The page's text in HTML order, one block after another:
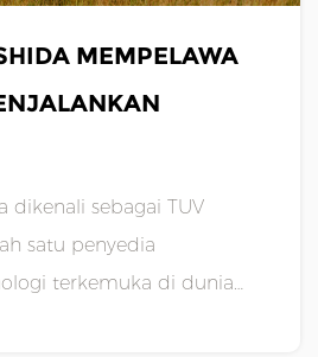
MEMPELAWA
dikenali sebagai TUV
satu penyedia
terkemuka di dunia
global. Sejak